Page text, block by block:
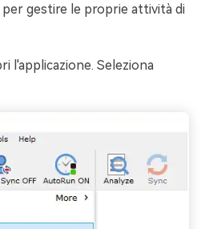
gestire le proprie attività di
l'applicazione. Seleziona